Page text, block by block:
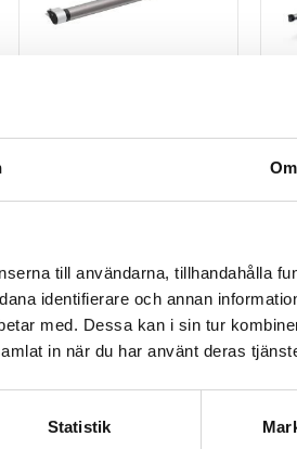
Om
till användarna, tillhandahålla
identifierare och annan
med. Dessa kan i sin tur
in när du har använt deras
Statistik
THULE ROLLER XT L